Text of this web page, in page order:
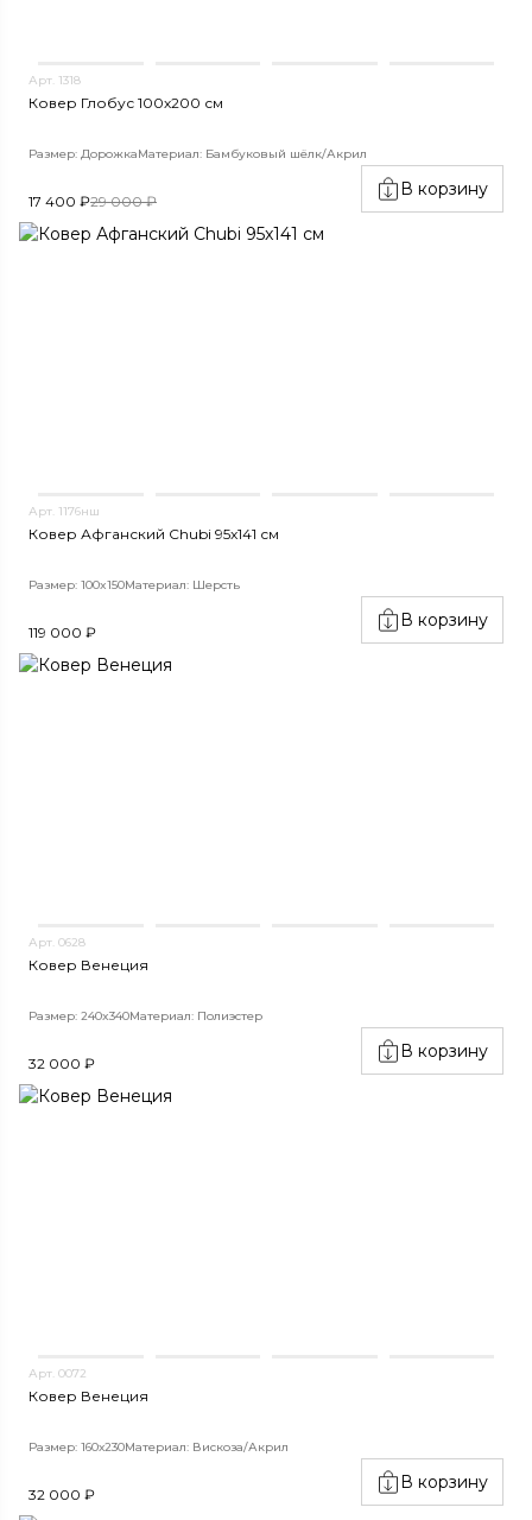
Арт. 1318
Ковер Глобус 100х200 см
Размер: ДорожкаМатериал: Бамбуковый шёлк/Акрил
17 400 ₽29 000 ₽
В корзину
Арт. 1176нш
Ковер Афганский Chubi 95x141 см
Размер: 100x150Материал: Шерсть
119 000 ₽
В корзину
Арт. 0628
Ковер Венеция
Размер: 240x340Материал: Полиэстер
32 000 ₽
В корзину
Арт. 0072
Ковер Венеция
Размер: 160х230Материал: Вискоза/Акрил
32 000 ₽
В корзину